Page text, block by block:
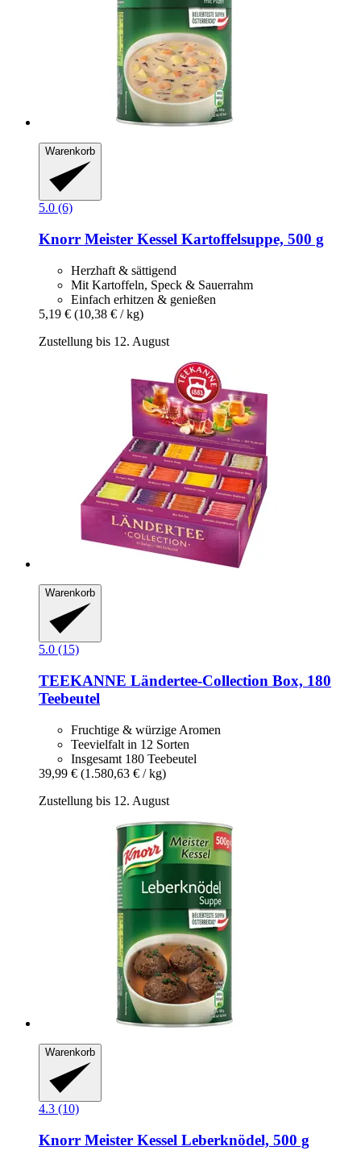
Warenkorb
5.0 (6)
Knorr Meister Kessel Kartoffelsuppe, 500 g
Herzhaft & sättigend
Mit Kartoffeln, Speck & Sauerrahm
Einfach erhitzen & genießen
5,19 € (10,38 € / kg)
Zustellung bis 12. August
Warenkorb
5.0 (15)
TEEKANNE Ländertee-​Collection Box, 180
Teebeutel
Fruchtige & würzige Aromen
Teevielfalt in 12 Sorten
Insgesamt 180 Teebeutel
39,99 € (1.580,63 € / kg)
Zustellung bis 12. August
Warenkorb
4.3 (10)
Knorr Meister Kessel Leberknödel, 500 g